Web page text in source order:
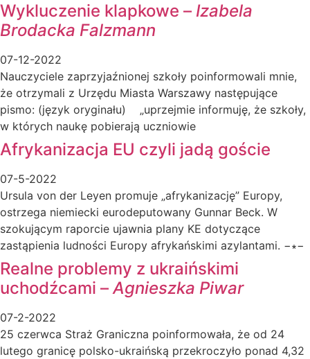
Wykluczenie klapkowe – Izabela
Brodacka Falzmann
07-12-2022
Nauczyciele zaprzyjaźnionej szkoły poinformowali mnie,
że otrzymali z Urzędu Miasta Warszawy następujące
pismo: (język oryginału) „uprzejmie informuję, że szkoły,
w których naukę pobierają uczniowie
Afrykanizacja EU czyli jadą goście
07-5-2022
Ursula von der Leyen promuje „afrykanizację” Europy,
ostrzega niemiecki eurodeputowany Gunnar Beck. W
szokującym raporcie ujawnia plany KE dotyczące
zastąpienia ludności Europy afrykańskimi azylantami. −∗−
Realne problemy z ukraińskimi
uchodźcami –Agnieszka Piwar
07-2-2022
25 czerwca Straż Graniczna poinformowała, że od 24
lutego granicę polsko-ukraińską przekroczyło ponad 4,32